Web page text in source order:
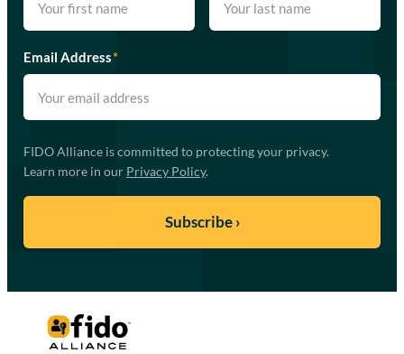
Email Address*
FIDO Alliance is committed to protecting your privacy.
Learn more in our Privacy Policy.